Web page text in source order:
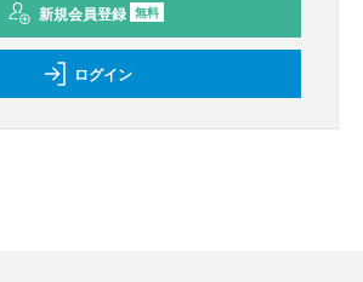
新規会員登録 無料
ログイン